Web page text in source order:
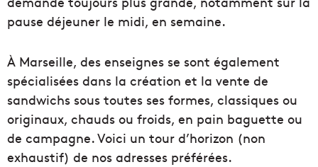
pause déjeuner le midi, en semaine.
À Marseille, des enseignes se sont également
spécialisées dans la création et la vente de
sandwichs sous toutes ses formes, classiques ou
originaux, chauds ou froids, en pain baguette ou
de campagne. Voici un tour d’horizon (non
exhaustif) de nos adresses préférées.